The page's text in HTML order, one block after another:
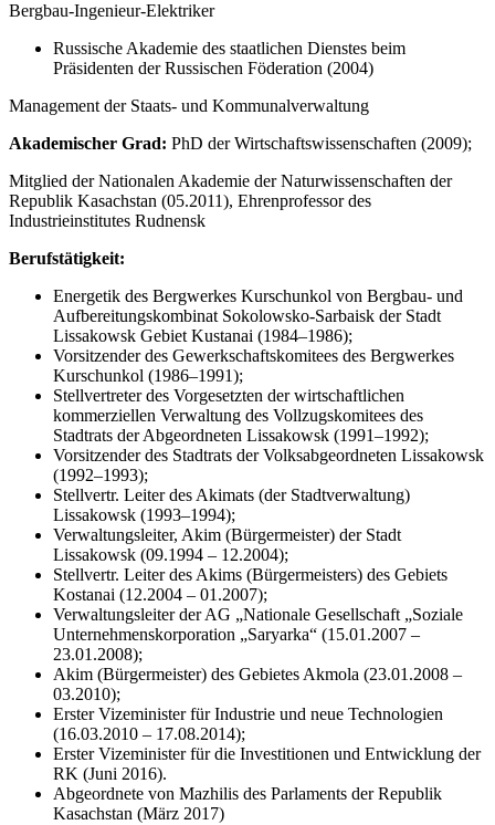
Bergbau-Ingenieur-Elektriker
Russische Akademie des staatlichen Dienstes beim
Präsidenten der Russischen Föderation (2004)
Management der Staats- und Kommunalverwaltung
Akademischer Grad: PhD der Wirtschaftswissenschaften (2009);
Mitglied der Nationalen Akademie der Naturwissenschaften der
Republik Kasachstan (05.2011), Ehrenprofessor des
Industrieinstitutes Rudnensk
Berufstätigkeit:
Energetik des Bergwerkes Kurschunkol von Bergbau- und
Aufbereitungskombinat Sokolowsko-Sarbaisk der Stadt
Lissakowsk Gebiet Kustanai (1984–1986);
Vorsitzender des Gewerkschaftskomitees des Bergwerkes
Kurschunkol (1986–1991);
Stellvertreter des Vorgesetzten der wirtschaftlichen
kommerziellen Verwaltung des Vollzugskomitees des
Stadtrats der Abgeordneten Lissakowsk (1991–1992);
Vorsitzender des Stadtrats der Volksabgeordneten Lissakowsk
(1992–1993);
Stellvertr. Leiter des Akimats (der Stadtverwaltung)
Lissakowsk (1993–1994);
Verwaltungsleiter, Akim (Bürgermeister) der Stadt
Lissakowsk (09.1994 – 12.2004);
Stellvertr. Leiter des Akims (Bürgermeisters) des Gebiets
Kostanai (12.2004 – 01.2007);
Verwaltungsleiter der AG „Nationale Gesellschaft „Soziale
Unternehmenskorporation „Saryarka“ (15.01.2007 –
23.01.2008);
Akim (Bürgermeister) des Gebietes Akmola (23.01.2008 –
03.2010);
Erster Vizeminister für Industrie und neue Technologien
(16.03.2010 – 17.08.2014);
Erster Vizeminister für die Investitionen und Entwicklung der
RK (Juni 2016).
Abgeordnete von Mazhilis des Parlaments der Republik
Kasachstan (März 2017)